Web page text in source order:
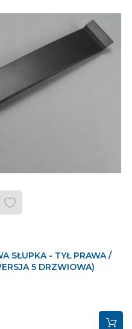
SŁUPKA - TYŁ PRAWA /
5 DRZWIOWA)